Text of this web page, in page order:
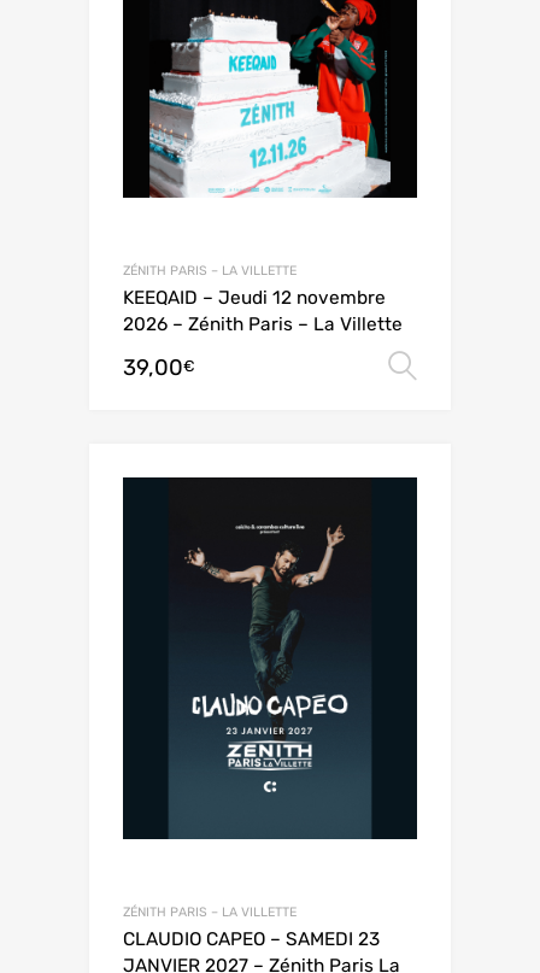
ZÉNITH PARIS – LA VILLETTE
KEEQAID – Jeudi 12 novembre
2026 – Zénith Paris – La Villette
39,00€
ZÉNITH PARIS – LA VILLETTE
CLAUDIO CAPEO – SAMEDI 23
JANVIER 2027 – Zénith Paris La